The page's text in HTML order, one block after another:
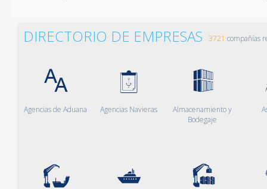
DIRECTORIO DE EMPRESAS 3721 compañías
Agencias de Aduana Agencias Navieras
Almacenamiento y
Bodegaje